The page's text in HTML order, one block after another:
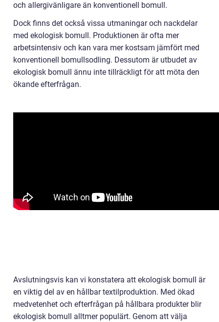
och allergivänligare än konventionell bomull.
Dock finns det också vissa utmaningar och nackdelar
med ekologisk bomull. Produktionen är ofta mer
arbetsintensiv och kan vara mer kostsam jämfört med
konventionell bomullsodling. Dessutom är utbudet av
ekologisk bomull ännu inte tillräckligt för att möta den
ökande efterfrågan.
Avslutningsvis kan vi konstatera att ekologisk bomull är
en viktig del av en hållbar textilproduktion. Med ökad
medvetenhet och efterfrågan på hållbara produkter blir
ekologisk bomull alltmer populärt. Genom att välja